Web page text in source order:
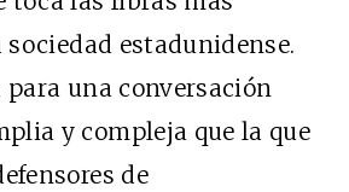
sociedad estadunidense.
para una conversación
y compleja que la que
de